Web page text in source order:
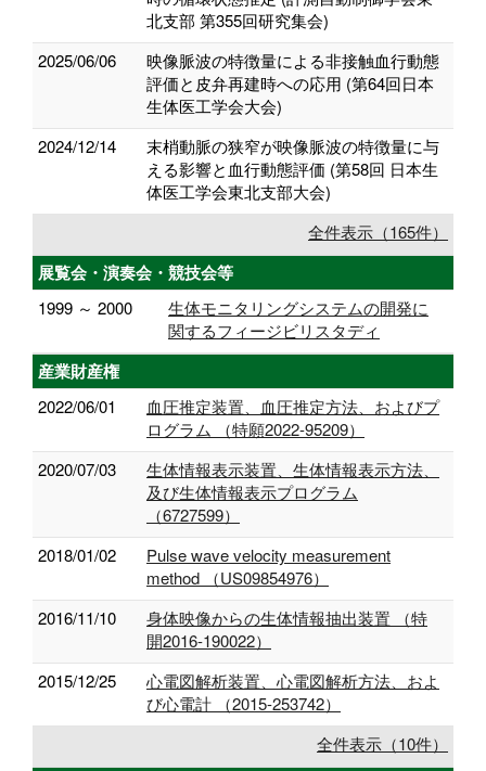
北支部 第355回研究集会)
2025/06/06
映像脈波の特徴量による非接触血行動態
評価と皮弁再建時への応用 (第64回日本
生体医工学会大会)
2024/12/14
末梢動脈の狭窄が映像脈波の特徴量に与
える影響と血行動態評価 (第58回 日本生
体医工学会東北支部大会)
全件表示（165件）
展覧会・演奏会・競技会等
1999 ～ 2000
生体モニタリングシステムの開発に
関するフィージビリスタディ
産業財産権
2022/06/01
血圧推定装置、血圧推定方法、およびプ
ログラム （特願2022-95209）
2020/07/03
生体情報表示装置、生体情報表示方法、
及び生体情報表示プログラム
（6727599）
2018/01/02
Pulse wave velocity measurement
method （US09854976）
2016/11/10
身体映像からの生体情報抽出装置 （特
開2016-190022）
2015/12/25
心電図解析装置、心電図解析方法、およ
び心電計 （2015-253742）
全件表示（10件）